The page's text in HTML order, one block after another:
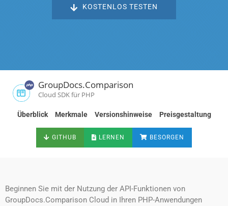
KOSTENLOS TESTEN
GroupDocs.Comparison
Cloud SDK für PHP
Überblick Merkmale Versionshinweise Preisgestaltung
GITHUB LERNEN BESORGEN
Beginnen Sie mit der Nutzung der API-Funktionen von
GroupDocs.Comparison Cloud in Ihren PHP-Anwendungen